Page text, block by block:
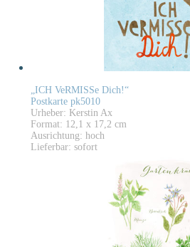
„ICH VeRMISSe Dich!“
Postkarte pk5010
Urheber: Kerstin Ax
Format: 12,1 x 17,2 cm
Ausrichtung: hoch
Lieferbar: sofort